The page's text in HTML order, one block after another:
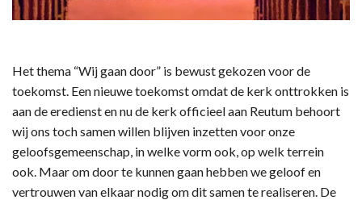
Het thema “Wij gaan door” is bewust gekozen voor de
toekomst. Een nieuwe toekomst omdat de kerk onttrokken is
aan de eredienst en nu de kerk officieel aan Reutum behoort
wij ons toch samen willen blijven inzetten voor onze
geloofsgemeenschap, in welke vorm ook, op welk terrein
ook. Maar om door te kunnen gaan hebben we geloof en
vertrouwen van elkaar nodig om dit samen te realiseren. De